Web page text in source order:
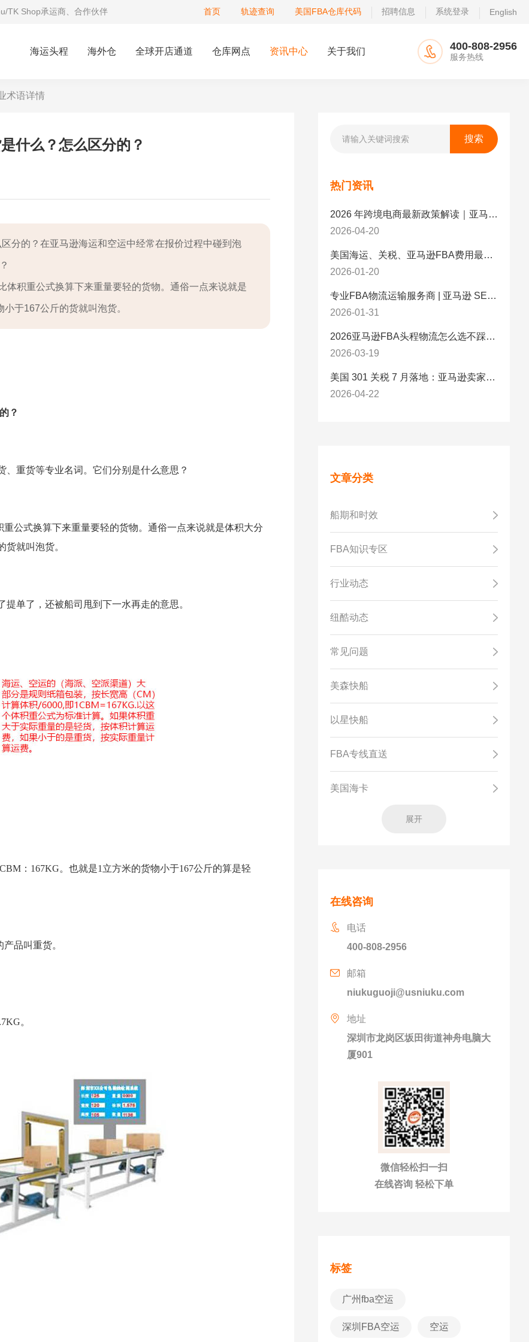
TK Shop承运商、合作伙伴 首页 轨迹查询 美国FBA仓库代码 招聘信息 系统登录 English
海运头程 海外仓 全球开店通道 仓库网点 资讯中心 关于我们 400-808-2956
服务热线
术语详情
什么？怎么区分的？
分的？在亚马逊海运和空运中经常在报价过程中碰到泡
体积重公式换算下来重量要轻的货物。通俗一点来说就是
于167公斤的货就叫泡货。
？
重货等专业名词。它们分别是什么意思？
公式换算下来重量要轻的货物。通俗一点来说就是体积大分
货就叫泡货。
单了，还被船司甩到下一水再走的意思。
：167KG。也就是1立方米的货物小于167公斤的算是轻
品叫重货。
。
热门资讯
2026 年跨境电商最新政策解读｜亚马逊卖家必看：合规、成本与物流新机遇
2026-04-20
美国海运、关税、亚马逊FBA费用最新政策解读与应对策略（2026版）
2026-01-20
专业FBA物流运输服务商 | 亚马逊 SEND 官方合作伙伴纽酷国际物流
2026-01-31
2026亚马逊FBA头程物流怎么选不踩坑？SEND/FIST/SPN官方认证物流商，只有这家敢承诺“准达率第一”
2026-03-19
美国 301 关税 7 月落地：亚马逊卖家必看的 5 项合规标准与稳交付方案
2026-04-22
文章分类
船期和时效
FBA知识专区
行业动态
纽酷动态
常见问题
美森快船
以星快船
FBA专线直送
美国海卡
展开
在线咨询
电话
400-808-2956
邮箱
niukuguoji@usniuku.com
地址
深圳市龙岗区坂田街道神舟电脑大
厦901
微信轻松扫一扫
在线咨询 轻松下单
标签
广州fba空运
深圳FBA空运 空运